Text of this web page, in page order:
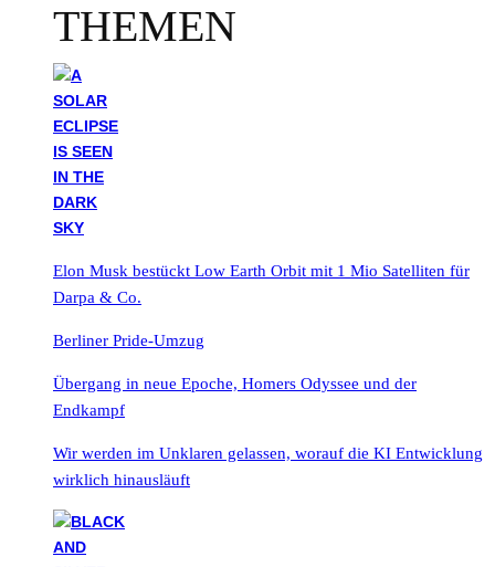
THEMEN
Elon Musk bestückt Low Earth Orbit mit 1 Mio Satelliten für
Darpa & Co.
Berliner Pride-Umzug
Übergang in neue Epoche, Homers Odyssee und der
Endkampf
Wir werden im Unklaren gelassen, worauf die KI Entwicklung
wirklich hinausläuft